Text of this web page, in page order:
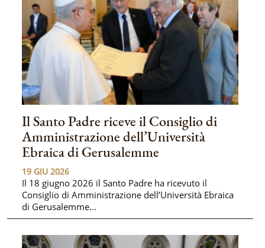
Il Santo Padre riceve il Consiglio di
Amministrazione dell’Università
Ebraica di Gerusalemme
19 GIU 2026
Il 18 giugno 2026 il Santo Padre ha ricevuto il
Consiglio di Amministrazione dell’Università Ebraica
di Gerusalemme...